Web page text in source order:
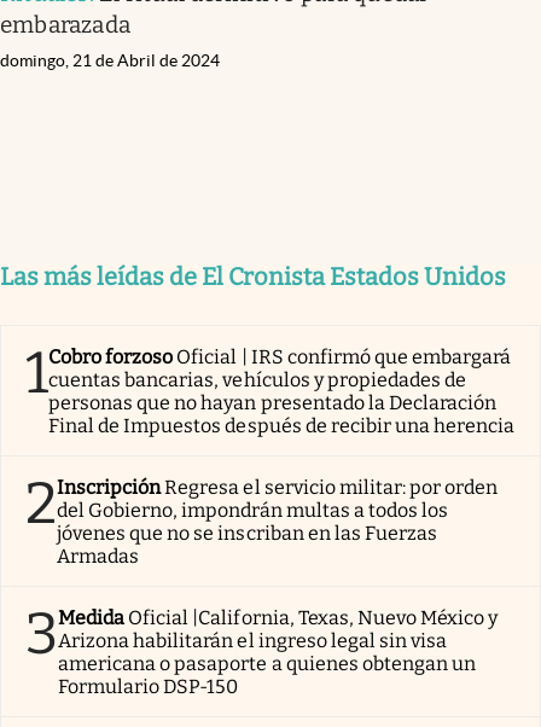
embarazada
domingo, 21 de Abril de 2024
Las más leídas de El Cronista Estados Unidos
1Cobro forzoso Oficial | IRS confirmó que embargará
cuentas bancarias, vehículos y propiedades de
personas que no hayan presentado la Declaración
Final de Impuestos después de recibir una herencia
2InscripciónRegresa el servicio militar: por orden
del Gobierno, impondrán multas a todos los
jóvenes que no se inscriban en las Fuerzas
Armadas
3Medida Oficial |California, Texas, Nuevo México y
Arizona habilitarán el ingreso legal sin visa
americana o pasaporte a quienes obtengan un
Formulario DSP-150